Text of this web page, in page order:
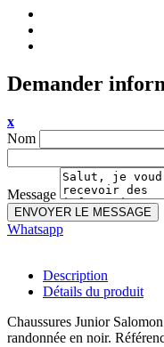
Demander
x
Nom
Message
ENVOYER LE MESSAGE
Whatsapp
Description
Détails du produit
Chaussures Junior
randonnée en noir.